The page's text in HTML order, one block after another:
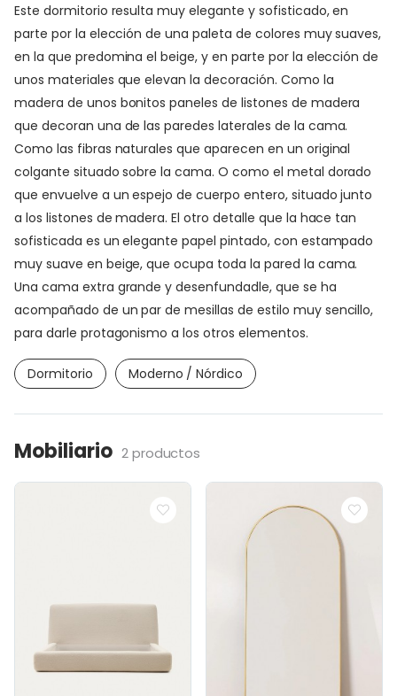
Este dormitorio resulta muy elegante y sofisticado, en
parte por la elección de una paleta de colores muy suaves,
en la que predomina el beige, y en parte por la elección de
unos materiales que elevan la decoración. Como la
madera de unos bonitos paneles de listones de madera
que decoran una de las paredes laterales de la cama.
Como las fibras naturales que aparecen en un original
colgante situado sobre la cama. O como el metal dorado
que envuelve a un espejo de cuerpo entero, situado junto
a los listones de madera. El otro detalle que la hace tan
sofisticada es un elegante papel pintado, con estampado
muy suave en beige, que ocupa toda la pared la cama.
Una cama extra grande y desenfundadle, que se ha
acompañado de un par de mesillas de estilo muy sencillo,
para darle protagonismo a los otros elementos.
Dormitorio Moderno / Nórdico
Mobiliario 2 productos